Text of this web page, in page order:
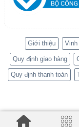
Giới thiệu Vinh
Quy định giao hàng
Quy định thanh toán